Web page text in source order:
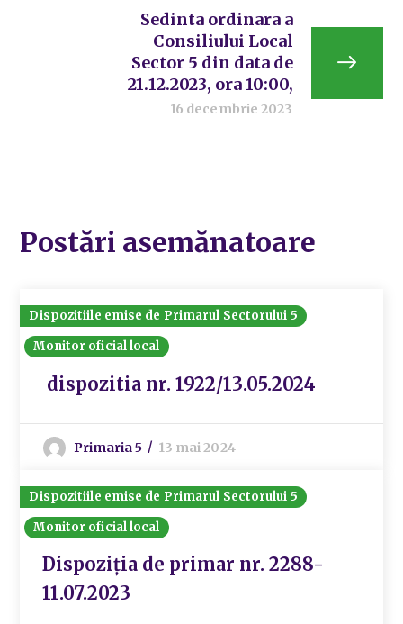
Sedinta ordinara a
Consiliului Local
Sector 5 din data de
21.12.2023, ora 10:00,
16 decembrie 2023
Postări asemănatoare
Dispozitiile emise de Primarul Sectorului 5
Monitor oficial local
dispozitia nr. 1922/13.05.2024
Primaria 5 13 mai 2024
Dispozitiile emise de Primarul Sectorului 5
Monitor oficial local
Dispoziția de primar nr. 2288-
11.07.2023